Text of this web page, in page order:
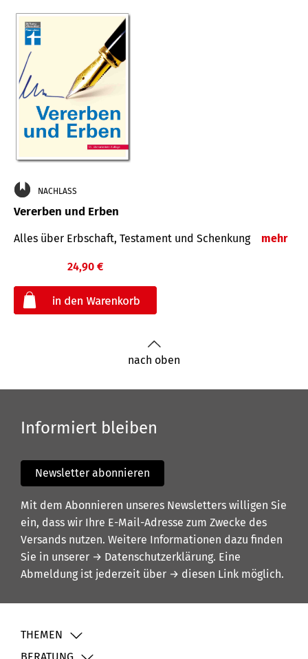
NACHLASS
Vererben und Erben
Alles über Erbschaft, Testament und Schenkung mehr
24,90 €
nach oben
Informiert bleiben
Newsletter abonnieren
Mit dem Abonnieren unseres Newsletters willigen Sie
ein, dass wir Ihre E-Mail-Adresse zum Zwecke des
Versands nutzen. Weitere Informationen dazu finden
Sie in unserer → Datenschutzerklärung. Eine
Abmeldung ist jederzeit über → diesen Link möglich.
THEMEN